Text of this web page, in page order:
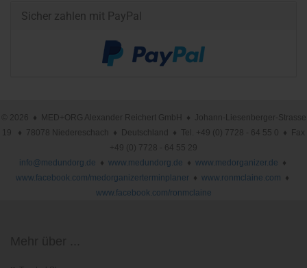
Sicher zahlen mit PayPal
© 2026 ♦ MED+ORG Alexander Reichert GmbH ♦ Johann-Liesenberger-Strasse
19 ♦ 78078 Niedereschach ♦ Deutschland ♦ Tel. +49 (0) 7728 - 64 55 0 ♦ Fax
+49 (0) 7728 - 64 55 29
info@medundorg.de ♦ www.medundorg.de ♦ www.medorganizer.de ♦
www.facebook.com/medorganizerterminplaner ♦ www.ronmclaine.com ♦
www.facebook.com/ronmclaine